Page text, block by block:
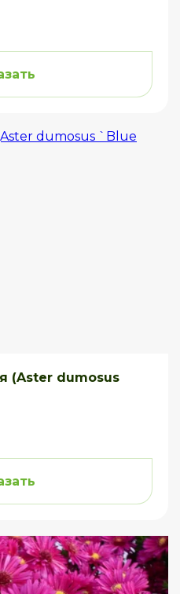
(Aster dumosus